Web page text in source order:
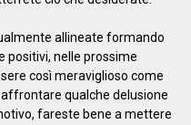
allineate formando
positivi, nelle prossime
così meraviglioso come
qualche delusione
fareste bene a mettere